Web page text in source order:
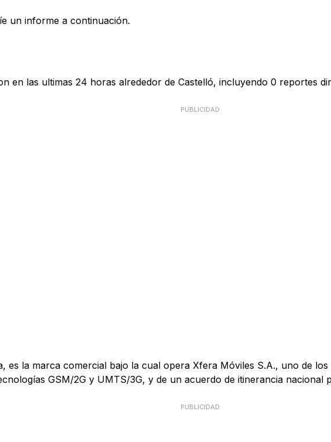
un informe a continuación.
en las ultimas 24 horas alrededor de Castelló, incluyendo 0 reportes
PUBLICIDAD
es la marca comercial bajo la cual opera Xfera Móviles S.A., uno de
GSM/2G y UMTS/3G, y de un acuerdo de itinerancia nacional
PUBLICIDAD